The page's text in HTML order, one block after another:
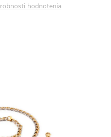
hodnotenia